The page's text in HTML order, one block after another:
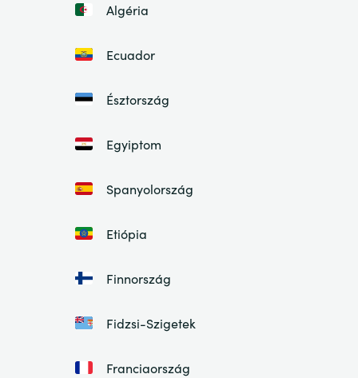
Algéria
Ecuador
Észtország
Egyiptom
Spanyolország
Etiópia
Finnország
Fidzsi-Szigetek
Franciaország